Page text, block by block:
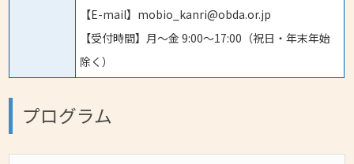
【E-mail】mobio_kanri@obda.or.jp
【受付時間】月～金 9:00～17:00（祝日・年末年始
除く）
プログラム